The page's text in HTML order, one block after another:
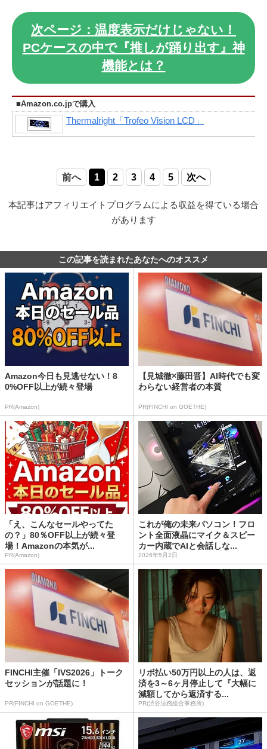
次ページ：温度表示だけじゃない！
PCケースの中で『推しが踊り出す』神
機能とは？
■Amazon.co.jpで購入
Thermalright「Trofeo Vision LCD」
前へ 1 2 3 4 5 次へ
本記事はアフィリエイトプログラムによる収益を得ている場合
があります
この記事を読まれたあなたへのオススメ
Amazon今日も見逃せない！8
0%OFF以上が続々登場
PR(Amazon)
【見城徹×藤田晋】AI時代でも変
わらない経営者の本質
PR(FINCHI on GOETHE)
「え、こんなセールやってた
の？」80％OFF以上が続々登
場！Amazonの本気が...
PR(Amazon)
これが俺の未来パソコン！フロ
ント全面液晶にマイク＆スピー
カー内蔵でAIと会話しな...
2026年5月2日
FINCHI主催「IVS2026」トーク
セッションが話題に！
PR(FINCHI on GOETHE)
リボ払い50万円以上の人は、返
済を3～6ヶ月停止して『大幅に
減額してから返済する...
PR(渋谷法務総合事務所)